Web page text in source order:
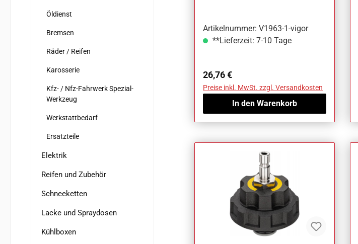
Öldienst
Bremsen
Räder / Reifen
Karosserie
Kfz- / Nfz-Fahrwerk Spezial-
Werkzeug
Werkstattbedarf
Ersatzteile
Elektrik
Reifen und Zubehör
Schneeketten
Lacke und Spraydosen
Kühlboxen
Artikelnummer: V1963-1-vigor
**Lieferzeit: 7-10 Tage
Regulärer Preis:
26,76 €
Preise inkl. MwSt. zzgl. Versandkosten
In den Warenkorb